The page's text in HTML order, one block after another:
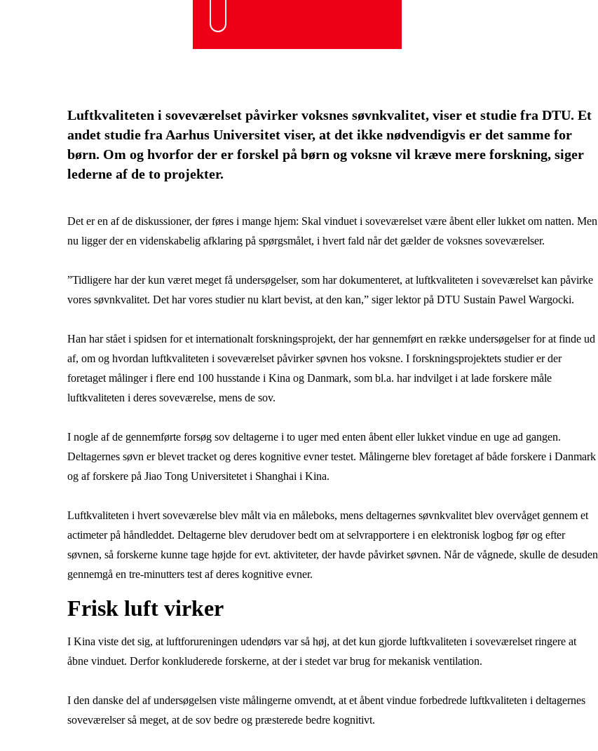
Luftkvaliteten i soveværelset påvirker voksnes søvnkvalitet, viser et studie fra DTU. Et
andet studie fra Aarhus Universitet viser, at det ikke nødvendigvis er det samme for
børn. Om og hvorfor der er forskel på børn og voksne vil kræve mere forskning, siger
lederne af de to projekter.
Det er en af de diskussioner, der føres i mange hjem: Skal vinduet i soveværelset være åbent eller lukket om natten. Men
nu ligger der en videnskabelig afklaring på spørgsmålet, i hvert fald når det gælder de voksnes soveværelser.
”Tidligere har der kun været meget få undersøgelser, som har dokumenteret, at luftkvaliteten i soveværelset kan påvirke
vores søvnkvalitet. Det har vores studier nu klart bevist, at den kan,” siger lektor på DTU Sustain Pawel Wargocki.
Han har stået i spidsen for et internationalt forskningsprojekt, der har gennemført en række undersøgelser for at finde ud
af, om og hvordan luftkvaliteten i soveværelset påvirker søvnen hos voksne. I forskningsprojektets studier er der
foretaget målinger i flere end 100 husstande i Kina og Danmark, som bl.a. har indvilget i at lade forskere måle
luftkvaliteten i deres soveværelse, mens de sov.
I nogle af de gennemførte forsøg sov deltagerne i to uger med enten åbent eller lukket vindue en uge ad gangen.
Deltagernes søvn er blevet tracket og deres kognitive evner testet. Målingerne blev foretaget af både forskere i Danmark
og af forskere på Jiao Tong Universitetet i Shanghai i Kina.
Luftkvaliteten i hvert soveværelse blev målt via en måleboks, mens deltagernes søvnkvalitet blev overvåget gennem et
actimeter på håndleddet. Deltagerne blev derudover bedt om at selvrapportere i en elektronisk logbog før og efter
søvnen, så forskerne kunne tage højde for evt. aktiviteter, der havde påvirket søvnen. Når de vågnede, skulle de desuden
gennemgå en tre-minutters test af deres kognitive evner.
Frisk luft virker
I Kina viste det sig, at luftforureningen udendørs var så høj, at det kun gjorde luftkvaliteten i soveværelset ringere at
åbne vinduet. Derfor konkluderede forskerne, at der i stedet var brug for mekanisk ventilation.
I den danske del af undersøgelsen viste målingerne omvendt, at et åbent vindue forbedrede luftkvaliteten i deltagernes
soveværelser så meget, at de sov bedre og præsterede bedre kognitivt.